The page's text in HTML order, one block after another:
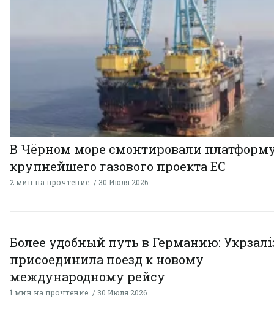
В Чёрном море смонтировали
крупнейшего газового проекта ЕС
2 мин на прочтение 30 Июля 2026
Более удобный путь в Германию:
присоединила поезд к новому
международному рейсу
1 мин на прочтение 30 Июля 2026